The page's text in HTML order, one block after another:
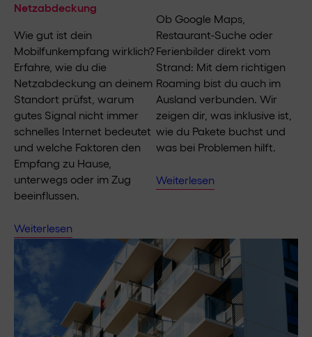
Netzabdeckung
Wie gut ist dein
Mobilfunkempfang wirklich?
Erfahre, wie du die
Netzabdeckung an deinem
Standort prüfst, warum
gutes Signal nicht immer
schnelles Internet bedeutet
und welche Faktoren den
Empfang zu Hause,
unterwegs oder im Zug
beeinflussen.
Weiterlesen
Ob Google Maps,
Restaurant-Suche oder
Ferienbilder direkt vom
Strand: Mit dem richtigen
Roaming bist du auch im
Ausland verbunden. Wir
zeigen dir, was inklusive ist,
wie du Pakete buchst und
was bei Problemen hilft.
Weiterlesen